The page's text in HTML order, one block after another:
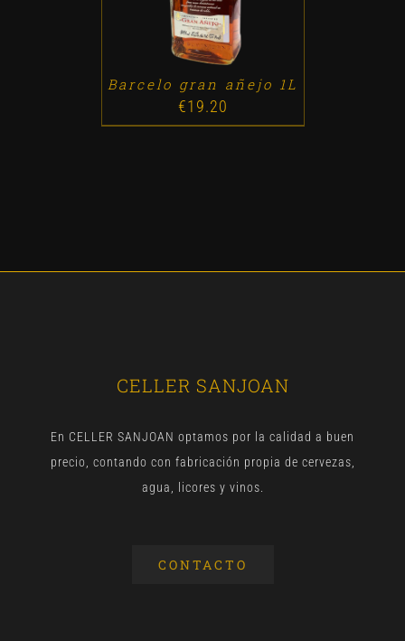
Barcelo gran añejo 1L
€19.20
CELLER SANJOAN
En CELLER SANJOAN optamos por la calidad a buen
precio, contando con fabricación propia de cervezas,
agua, licores y vinos.
CONTACTO